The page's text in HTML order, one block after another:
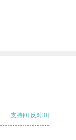
支持[0] 反对[0]